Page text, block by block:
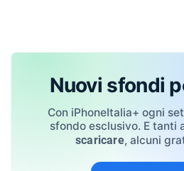
Nuovi sfondi
Con iPhoneItalia+ ogni
sfondo esclusivo. E tanti
scaricare, alcuni